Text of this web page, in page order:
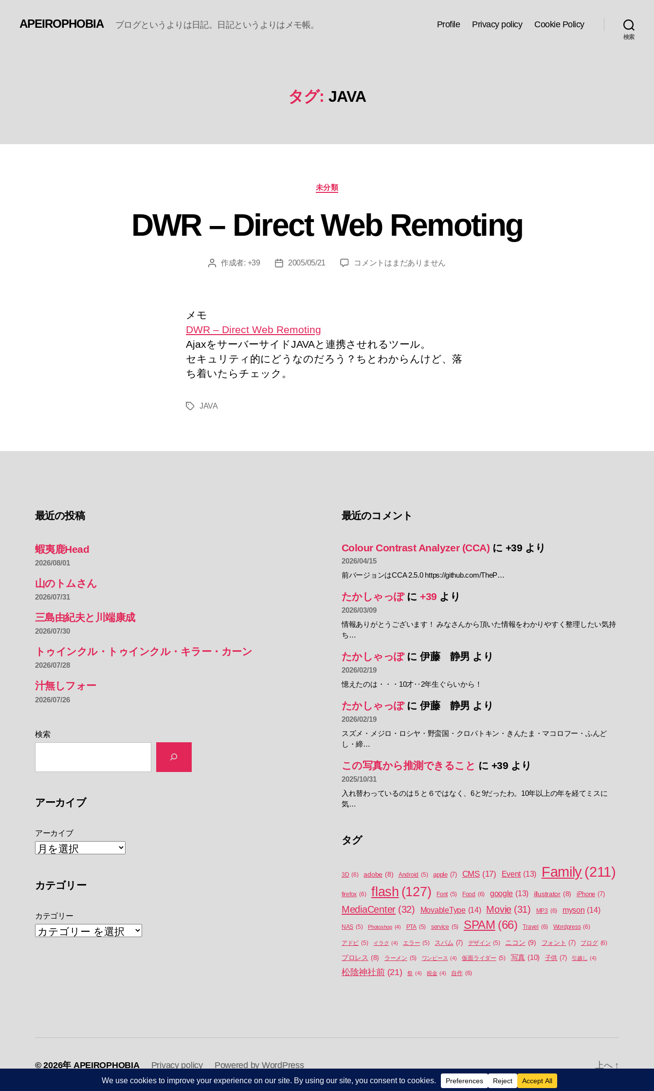
APEIROPHOBIA ブログというよりは日記。日記というよりはメモ帳。 Profile Privacy policy Cookie Policy
検索
タグ: JAVA
カ
テ
リ
ー
未分類
DWR – Direct Web Remoting
投 作成者: +39
投
2005/05/21
DWR
コメントはまだありません
メモ
DWR – Direct Web Remoting
AjaxをサーバーサイドJAVAと連携させれるツール。
セキュリティ的にどうなのだろう？ちとわからんけど、落
ち着いたらチェック。
タ
JAVA
最近の投稿
蝦夷鹿Head
2026/08/01
山のトムさん
2026/07/31
三島由紀夫と川端康成
2026/07/30
トゥインクル・トゥインクル・キラー・カーン
2026/07/28
汁無しフォー
2026/07/26
検索
アーカイブ
アーカイブ
カテゴリー
カテゴリー
最近のコメント
Colour Contrast Analyzer (CCA) に +39 より
2026/04/15
前バージョンはCCA 2.5.0 https://github.com/TheP…
たかしゃっぽに+39 より
2026/03/09
情報ありがとうございます！ みなさんから頂いた情報をわかりやすく整理したい気持
ち…
たかしゃっぽに伊藤 静男 より
2026/02/19
憶えたのは・・・10才‥2年生ぐらいから！
たかしゃっぽに伊藤 静男 より
2026/02/19
スズメ・メジロ・ロシヤ・野蛮国・クロパトキン・きんたま・マコロフー・ふんど
し・締…
この写真から推測できること に +39 より
2025/10/31
入れ替わっているのは５と６ではなく、6と9だったわ。10年以上の年を経てミスに
気…
タグ
3D (6) adobe (8) Android (5) apple (7) CMS (17) Event (13) Family(211)
firefox (6) flash (127) Font (5) Food (6) google (13) illustrator (8) iPhone (7)
MediaCenter (32) MovableType (14) Movie (31) MP3 (6) myson (14)
NAS (5) Photoshop (4) PTA (5) service (5) SPAM (66) Travel (6) Wordpress (6)
アドビ (5) イラク (4) エラー (5) スパム (7) デザイン (5) ニコン (9) フォント (7) ブログ (6)
プロレス (8) ラーメン (5) ワンピース (4) 仮面ライダー (5) 写真 (10) 子供 (7) 引越し (4)
松陰神社前 (21) 祭 (4) 税金 (4) 自作 (6)
© 2026年 APEIROPHOBIA Privacy policy Powered by WordPress 上へ ↑